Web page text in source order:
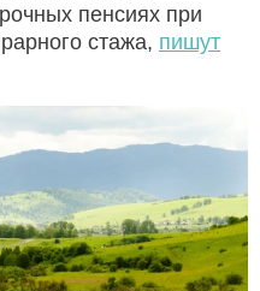
пенсиях при
стажа, пишут